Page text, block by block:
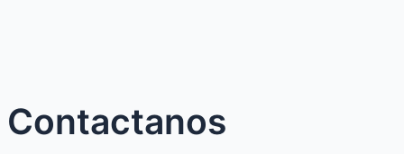
Contactanos